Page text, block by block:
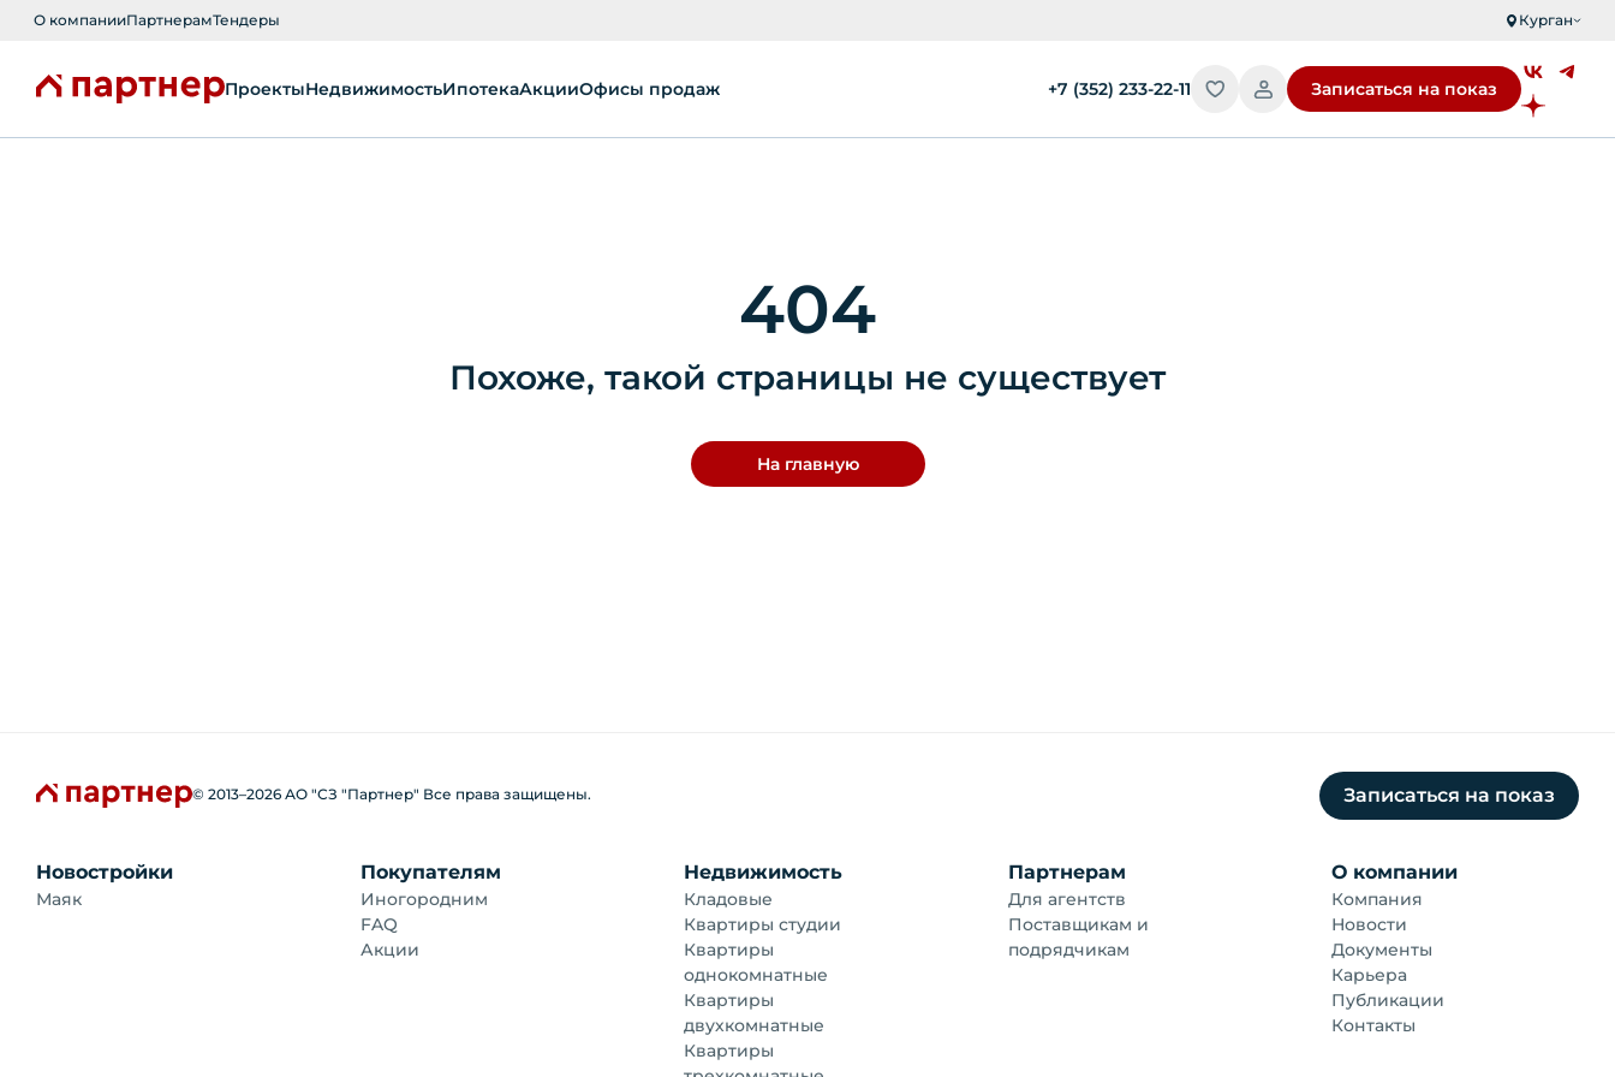
О компанииПартнерамТендеры Курган
ПроектыНедвижимостьИпотекаАкцииОфисы продаж +7 (352) 233-22-11 Записаться на показ
404
Похоже, такой страницы не существует
На главную
© 2013–2026 АО "СЗ "Партнер" Все права защищены. Записаться на показ
Новостройки
Маяк
Покупателям
Иногородним
FAQ
Акции
Недвижимость
Кладовые
Квартиры студии
Квартиры
однокомнатные
Квартиры
двухкомнатные
Квартиры
Партнерам
Для агентств
Поставщикам и
подрядчикам
О компании
Компания
Новости
Документы
Карьера
Публикации
Контакты